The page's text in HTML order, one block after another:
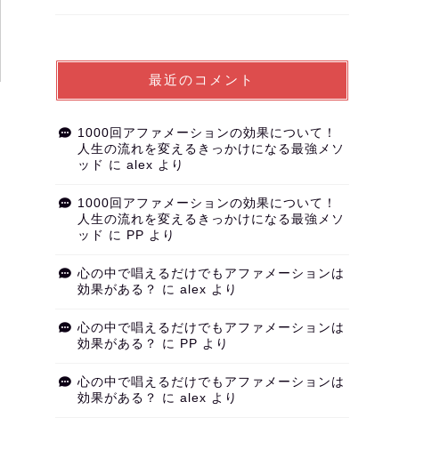
最近のコメント
1000回アファメーションの効果について！
人生の流れを変えるきっかけになる最強メソ
ッド に alex より
1000回アファメーションの効果について！
人生の流れを変えるきっかけになる最強メソ
ッド に PP より
心の中で唱えるだけでもアファメーションは
効果がある？
に alex より
心の中で唱えるだけでもアファメーションは
効果がある？
に PP より
心の中で唱えるだけでもアファメーションは
効果がある？
に alex より